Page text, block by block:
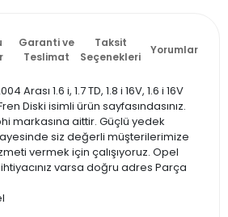
Garanti ve
Teslimat
Taksit
Seçenekleri
Yorumlar
Arası 1.6 i, 1.7 TD, 1.8 i 16V, 1.6 i 16V
Diski isimli ürün sayfasındasınız.
markasına aittir. Güçlü yedek
siz değerli müşterilerimize
vermek için çalışıyoruz. Opel
varsa doğru adres Parça